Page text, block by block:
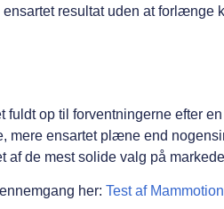
resultat uden at
fuldt op til forventningerne efter
mere ensartet plæne end
af de mest solide valg på
her: Test af